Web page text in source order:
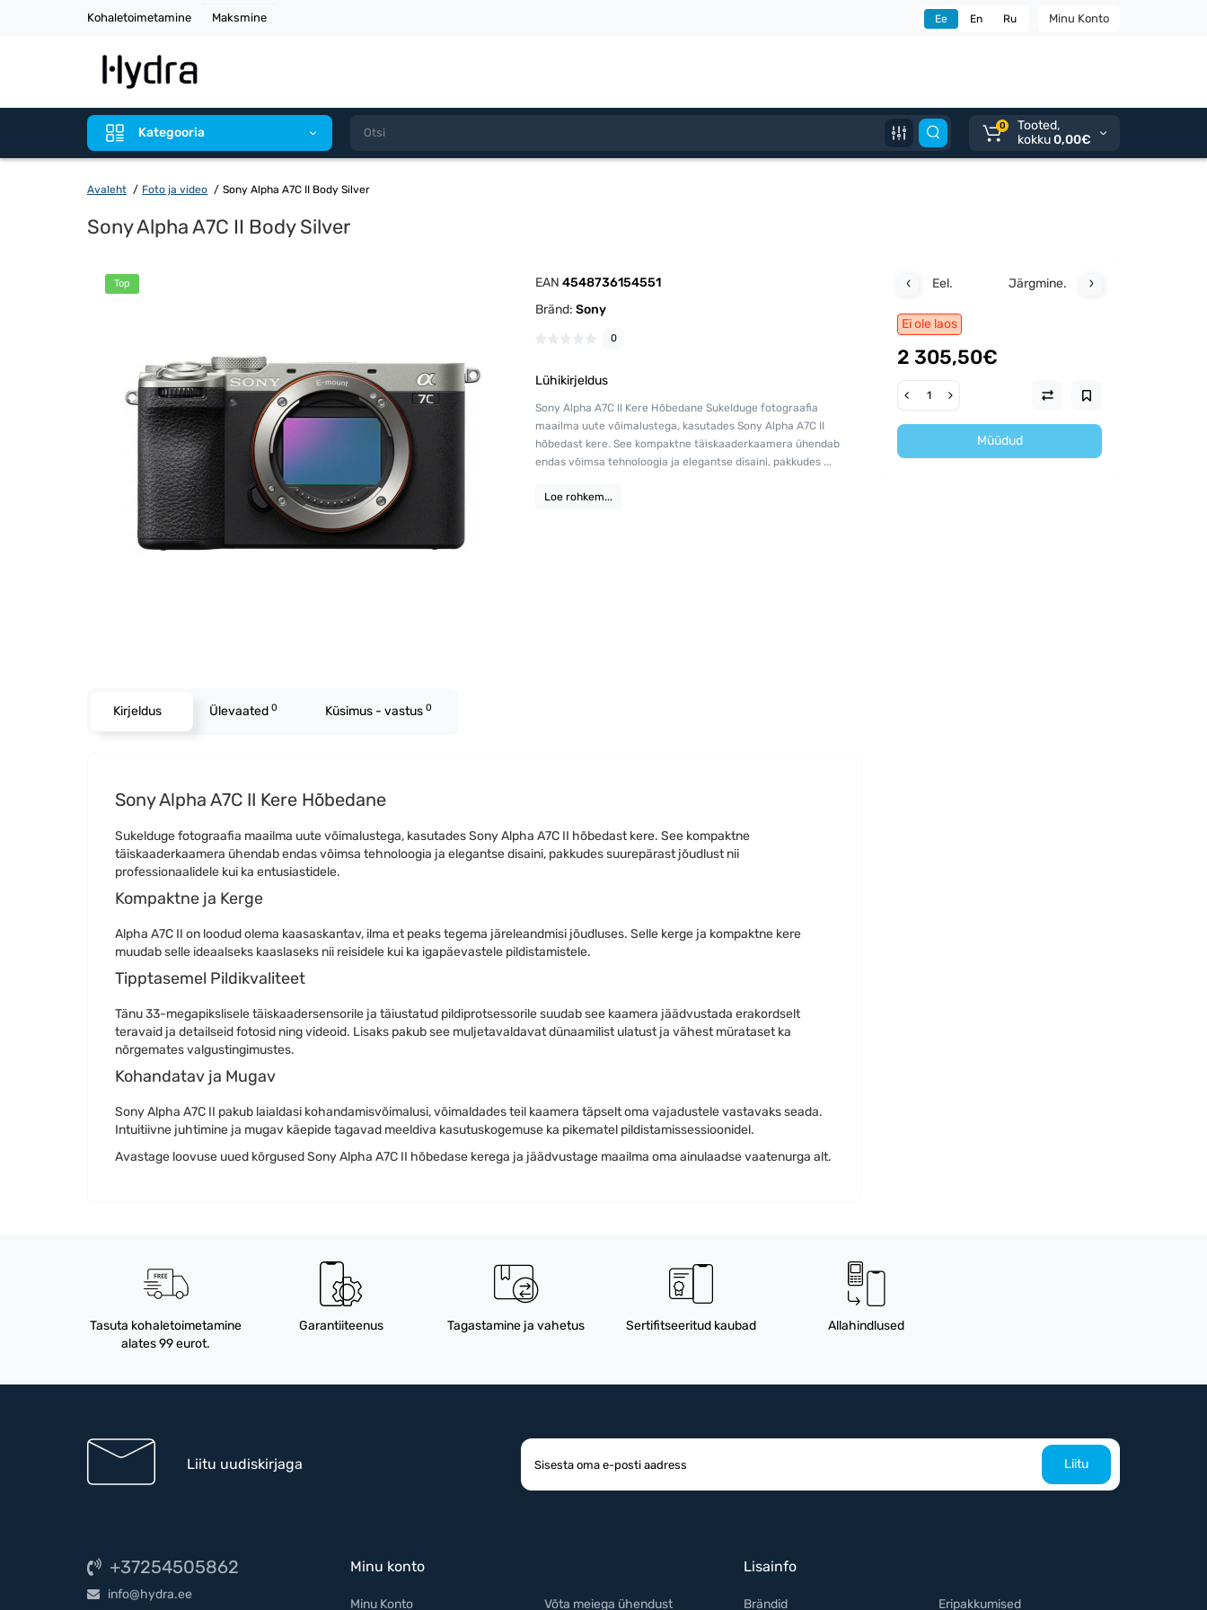
Kohaletoimetamine Maksmine Minu Konto
Ee En Ru
Kategooria 0
Tooted,
kokku0,00€
Avaleht Foto ja video Sony Alpha A7C II Body Silver
Sony Alpha A7C II Body Silver
Top EAN4548736154551
Bränd:Sony
0
Lühikirjeldus
Sony Alpha A7C II Kere Hõbedane Sukelduge fotograafia
maailma uute võimalustega, kasutades Sony Alpha A7C II
hõbedast kere. See kompaktne täiskaaderkaamera ühendab
endas võimsa tehnoloogia ja elegantse disaini, pakkudes ...
Loe rohkem...
Eel. Järgmine.
Ei ole laos
2 305,50€
Müüdud
Kirjeldus Ülevaated 0 Küsimus - vastus 0
Sony Alpha A7C II Kere Hõbedane
Sukelduge fotograafia maailma uute võimalustega, kasutades Sony Alpha A7C II hõbedast kere. See kompaktne
täiskaaderkaamera ühendab endas võimsa tehnoloogia ja elegantse disaini, pakkudes suurepärast jõudlust nii
professionaalidele kui ka entusiastidele.
Kompaktne ja Kerge
Alpha A7C II on loodud olema kaasaskantav, ilma et peaks tegema järeleandmisi jõudluses. Selle kerge ja kompaktne kere
muudab selle ideaalseks kaaslaseks nii reisidele kui ka igapäevastele pildistamistele.
Tipptasemel Pildikvaliteet
Tänu 33-megapikslisele täiskaadersensorile ja täiustatud pildiprotsessorile suudab see kaamera jäädvustada erakordselt
teravaid ja detailseid fotosid ning videoid. Lisaks pakub see muljetavaldavat dünaamilist ulatust ja vähest mürataset ka
nõrgemates valgustingimustes.
Kohandatav ja Mugav
Sony Alpha A7C II pakub laialdasi kohandamisvõimalusi, võimaldades teil kaamera täpselt oma vajadustele vastavaks seada.
Intuitiivne juhtimine ja mugav käepide tagavad meeldiva kasutuskogemuse ka pikematel pildistamissessioonidel.
Avastage loovuse uued kõrgused Sony Alpha A7C II hõbedase kerega ja jäädvustage maailma oma ainulaadse vaatenurga alt.
Tasuta kohaletoimetamine
alates 99 eurot.
Garantiiteenus Tagastamine ja vahetus Sertifitseeritud kaubad Allahindlused
Liitu uudiskirjaga Liitu
+37254505862
info@hydra.ee
Minu konto
Minu Konto Võta meiega ühendust
Lisainfo
Brändid Eripakkumised